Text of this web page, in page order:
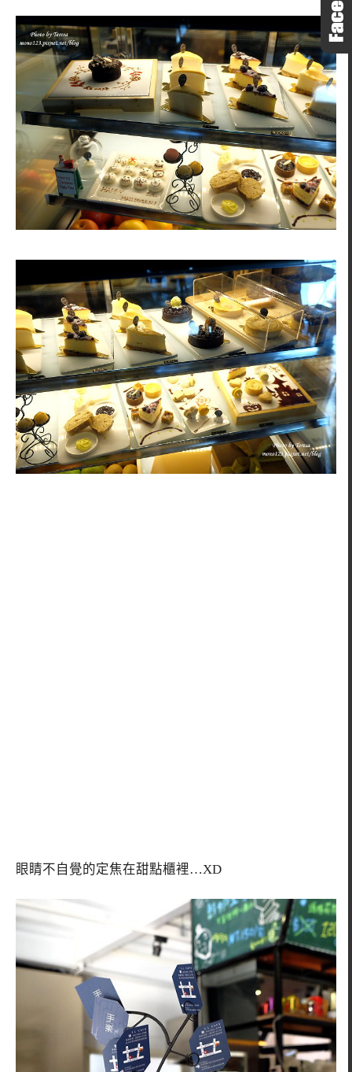
眼睛不自覺的定焦在甜點櫃裡…XD